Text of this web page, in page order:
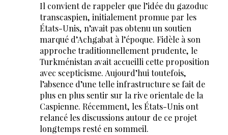
Il convient de rappeler que l’idée du gazoduc
transcaspien, initialement promue par les
États-Unis, n’avait pas obtenu un soutien
marqué d’Achgabat à l’époque. Fidèle à son
approche traditionnellement prudente, le
Turkménistan avait accueilli cette proposition
avec scepticisme. Aujourd’hui toutefois,
l’absence d’une telle infrastructure se fait de
plus en plus sentir sur la rive orientale de la
Caspienne. Récemment, les États-Unis ont
relancé les discussions autour de ce projet
longtemps resté en sommeil.